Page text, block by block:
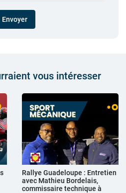
Envoyer
vous intéresser
Rallye Guadeloupe : Entretien
avec Mathieu Bordelais,
commissaire technique à